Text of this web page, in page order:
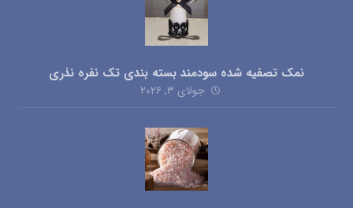
نمک تصفیه شده سودمند بسته بندی تک نفره نذری
جولای ۳, ۲۰۲۶